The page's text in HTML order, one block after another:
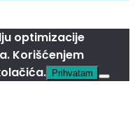
optimizacije
Korišćenjem
Prihvatam